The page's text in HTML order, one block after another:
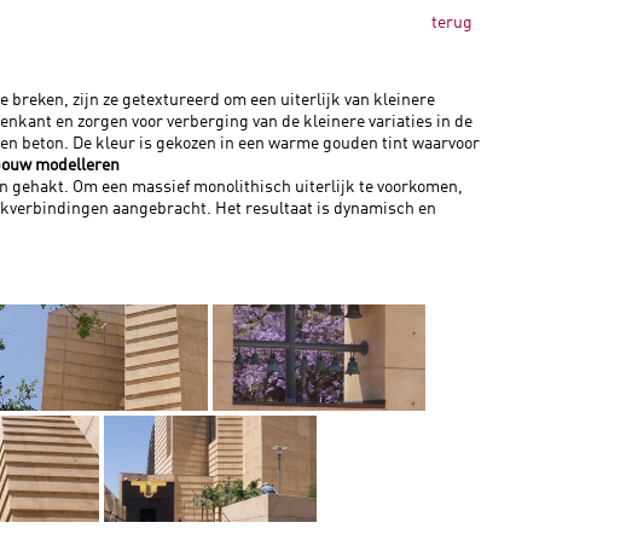
terug
breken, zijn ze getextureerd om een uiterlijk van kleinere
en zorgen voor verberging van de kleinere variaties in de
beton. De kleur is gekozen in een warme gouden tint waarvoor
modelleren
gehakt. Om een massief monolithisch uiterlijk te voorkomen,
aangebracht. Het resultaat is dynamisch en